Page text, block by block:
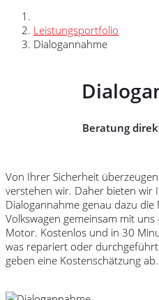
Leistungsportfolio
Dialogannahme
Beratung
Von Ihrer Sicherheit
verstehen wir. Daher bieten wir
Dialogannahme genau dazu die
Volkswagen gemeinsam mit
Motor. Kostenlos und in 30
was repariert oder
geben eine Kostenschätzung ab.